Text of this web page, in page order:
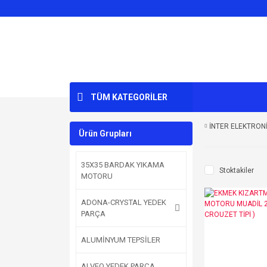
TÜM KATEGORİLER
Ürün Grupları
35X35 BARDAK YIKAMA
MOTORU
ADONA-CRYSTAL YEDEK
PARÇA
ALUMİNYUM TEPSİLER
İNTER
Stoktakiler